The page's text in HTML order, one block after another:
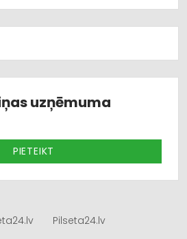
uzņēmuma
PIETEIKT
Pilseta24.lv